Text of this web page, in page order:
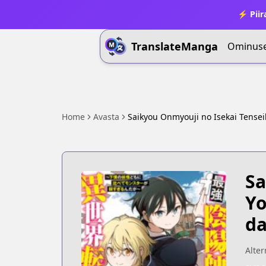
⚡
TranslateManga
Home Avasta Saikyou Onmyouji no Isekai